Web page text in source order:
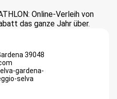
Online-Verleih von
das ganze Jahr über.
39048
gardena-
selva